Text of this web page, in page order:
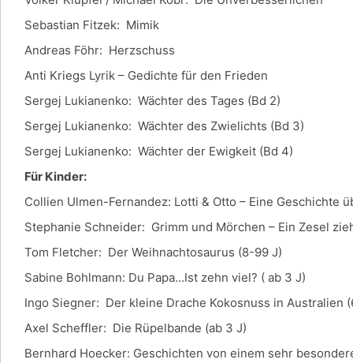
Sebastian Fitzek: Mimik
Andreas Föhr: Herzschuss
Anti Kriegs Lyrik – Gedichte für den Frieden
Sergej Lukianenko: Wächter des Tages (Bd 2)
Sergej Lukianenko: Wächter des Zwielichts (Bd 3)
Sergej Lukianenko: Wächter der Ewigkeit (Bd 4)
Für Kinder:
Collien Ulmen-Fernandez: Lotti & Otto – Eine
Stephanie Schneider: Grimm und Mörchen – Ein Zesel
Tom Fletcher: Der Weihnachtosaurus (8-99 J)
Sabine Bohlmann: Du Papa…Ist zehn viel? ( ab 3 J)
Ingo Siegner: Der kleine Drache Kokosnuss in Australien
Axel Scheffler: Die Rüpelbande (ab 3 J)
Bernhard Hoecker: Geschichten von einem sehr